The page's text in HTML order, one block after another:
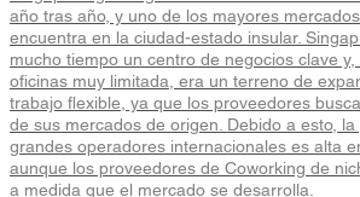
año tras año, y uno de los mayores
encuentra en la ciudad-estado insular.
mucho tiempo un centro de negocios clave
oficinas muy limitada, era un terreno de
trabajo flexible, ya que los proveedores
de sus mercados de origen. Debido a esto,
grandes operadores internacionales es alta
aunque los proveedores de Coworking de
a medida que el mercado se desarrolla.